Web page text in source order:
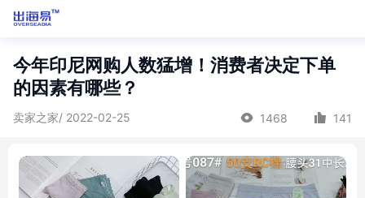
今年印尼网购人数猛增！消费者决定下单
的因素有哪些？
卖家之家/ 2022-02-25 1468 141